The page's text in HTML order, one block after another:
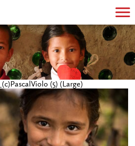
(5) (Large)